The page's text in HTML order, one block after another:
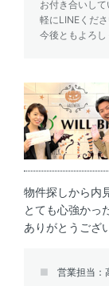
お付き合いし
軽にLINEくださ
今後ともよろし
物件探しから内
とても心強かっ
ありがとうござ
営業担当：